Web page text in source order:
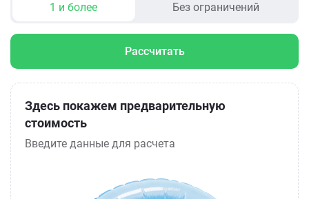
1 и более Без ограничений
Рассчитать
Здесь покажем предварительную
стоимость
Введите данные для расчета